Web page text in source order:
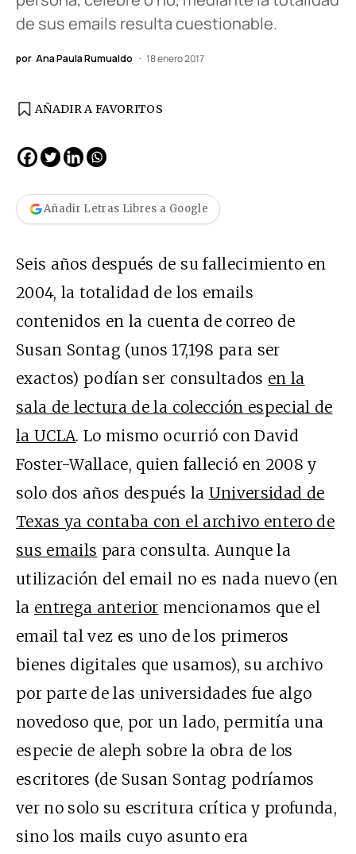
de sus emails resulta cuestionable.
por Ana Paula Rumualdo 18 enero 2017
AÑADIR A FAVORITOS
Añadir Letras Libres a Google
Seis años después de su fallecimiento en
2004, la totalidad de los emails
contenidos en la cuenta de correo de
Susan Sontag (unos 17,198 para ser
exactos) podían ser consultados en la
sala de lectura de la colección especial de
la UCLA. Lo mismo ocurrió con David
Foster-Wallace, quien falleció en 2008 y
solo dos años después la Universidad de
Texas ya contaba con el archivo entero de
sus emails para consulta. Aunque la
utilización del email no es nada nuevo (en
la entrega anterior mencionamos que el
email tal vez es uno de los primeros
bienes digitales que usamos), su archivo
por parte de las universidades fue algo
novedoso que, por un lado, permitía una
especie de aleph sobre la obra de los
escritores (de Susan Sontag podríamos
ver no solo su escritura crítica y profunda,
sino los mails cuyo asunto era